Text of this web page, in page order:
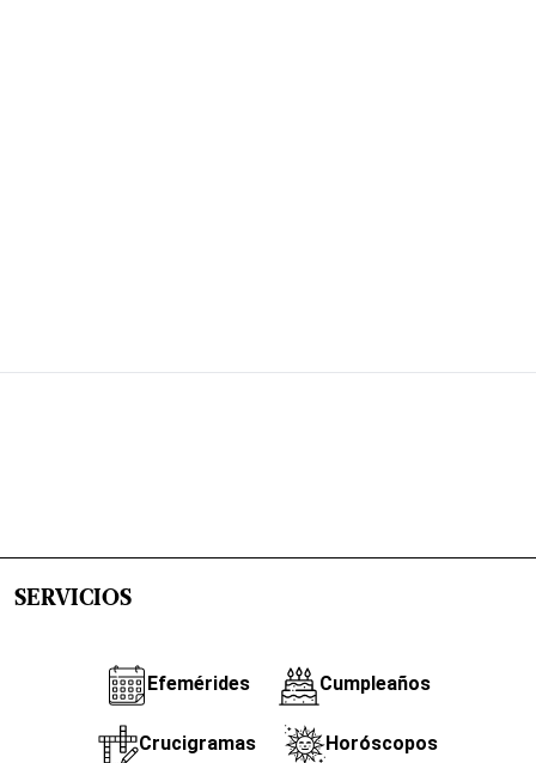
SERVICIOS
Efemérides Cumpleaños
Crucigramas Horóscopos